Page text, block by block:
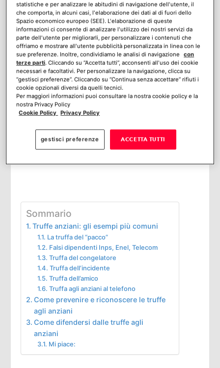
possibile con strumenti quali l’allarme per
anziani e il salvavita con tasto SOS.
SCOPRI IL NUOVO
ALLARME VERISURE CON
SERRATURA INTELLIGENTE
Calcola un preventivo!1
Sommario
Truffe anziani: gli esempi più comuni
La truffa del “pacco”
Falsi dipendenti Inps, Enel, Telecom
Truffa del congelatore
Truffa dell’incidente
Truffa dell’amico
Truffa agli anziani al telefono
Come prevenire e riconoscere le truffe
agli anziani
Come difendersi dalle truffe agli
anziani
Mi piace:
statistiche e per analizzare le abitudini di navigazione dell'utente, il
che comporta, in alcuni casi, l'elaborazione dei dati al di fuori dello
Spazio economico europeo (SEE). L'elaborazione di queste
informazioni ci consente di analizzare l'utilizzo dei nostri servizi da
parte dell'utente per migliorarli, per personalizzare i contenuti che
offriamo e mostrare all'utente pubblicità personalizzata in linea con le
sue preferenze. Inoltre, condividiamo le analisi di navigazione
con
terze parti. Cliccando su “Accetta tutti”, acconsenti all'uso dei cookie
necessari e facoltativi. Per personalizzare la navigazione, clicca su
“gestisci preferenze”. Cliccando su “Continua senza accettare” rifiuti i
cookie opzionali diversi da quelli tecnici.
Per maggiori informazioni puoi consultare la nostra cookie policy e la
nostra Privacy Policy
Cookie Policy Privacy Policy
gestisci preferenze ACCETTA TUTTI